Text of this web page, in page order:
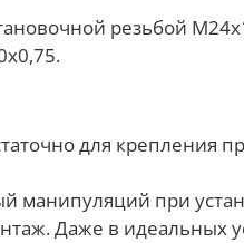
резьбой
для крепления
манипуляций при
Даже в идеальных